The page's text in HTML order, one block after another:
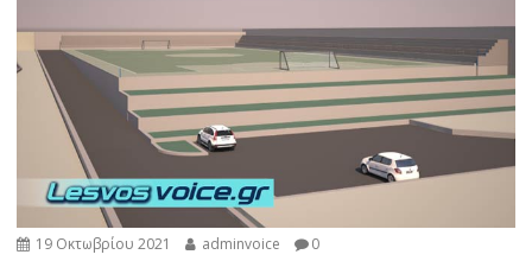
19 Οκτωβρίου 2021 adminvoice 0